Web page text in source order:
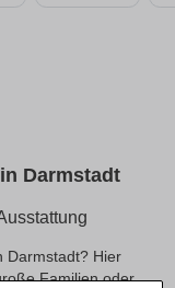
Darmstadt
Darmstadt? Hier
Familien oder